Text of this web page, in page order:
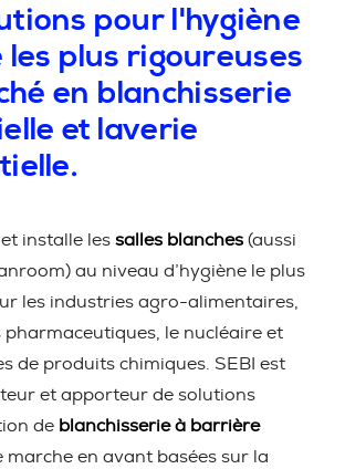
pour l'hygiène
les plus rigoureuses
en blanchisserie
et laverie
installe les salles blanches (aussi
au niveau d’hygiène le plus
les industries agro-alimentaires,
pharmaceutiques, le nucléaire et
de produits chimiques. SEBI est
et apporteur de solutions
de blanchisserie à barrière
marche en avant basées sur la